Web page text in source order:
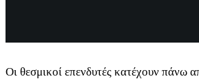
Οι θεσμικοί επενδυτές κατέχουν πάνω